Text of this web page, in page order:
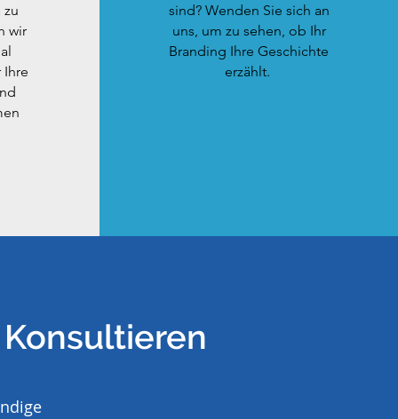
zu
wir
Ihre
sind? Wenden Sie sich an
uns, um zu sehen, ob Ihr
Branding Ihre Geschichte
erzählt.
Konsultieren